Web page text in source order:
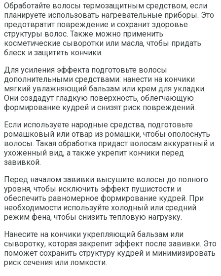
Обработайте волосы термозащитным средством, если
планируете использовать нагревательные приборы. Это
предотвратит повреждение и сохранит здоровье
структуры волос. Также можно применить
косметические сыворотки или масла, чтобы придать
блеск и защитить кончики.
Для усиления эффекта подготовьте волосы
дополнительными средствами: нанести на кончики
мягкий увлажняющий бальзам или крем для укладки.
Они создадут гладкую поверхность, облегчающую
формирование кудрей и снизят риск повреждений.
Если используете народные средства, подготовьте
ромашковый или отвар из ромашки, чтобы ополоснуть
волосы. Такая обработка придаст волосам аккуратный и
ухоженный вид, а также укрепит кончики перед
завивкой.
Перед началом завивки высушите волосы до полного
уровня, чтобы исключить эффект пушистости и
обеспечить равномерное формирование кудрей. При
необходимости используйте холодный или средний
режим фена, чтобы снизить тепловую нагрузку.
Нанесите на кончики укрепляющий бальзам или
сыворотку, которая закрепит эффект после завивки. Это
поможет сохранить структуру кудрей и минимизировать
риск сечения или ломкости.